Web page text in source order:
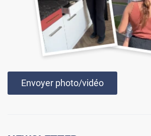
Envoyer photo/vidéo